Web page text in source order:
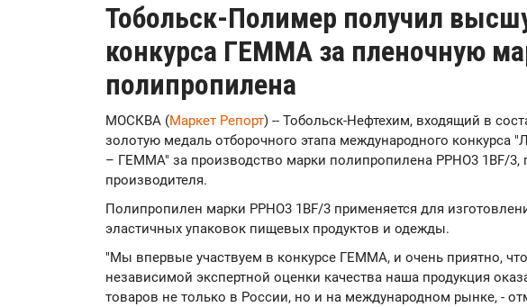
Тобольск-Полимер получил
конкурса ГЕММА за пленочную
полипропилена
МОСКВА (Маркет Репорт) -- Тобольск-Нефтехим, входящий в
золотую медаль отборочного этапа международного конкурса
– ГЕММА" за производство марки полипропилена PPHO3 1BF/3,
производителя.
Полипропилен марки РPHO3 1BF/3 применяется для
эластичных упаковок пищевых продуктов и одежды.
"Мы впервые участвуем в конкурсе ГЕММА, и очень приятно,
независимой экспертной оценки качества наша продукция
товаров не только в России, но и на международном рынке, -